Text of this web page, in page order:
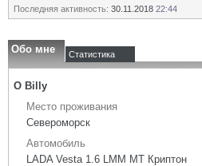
Последняя активность: 30.11.2018 22:44
Обо мне Статистика
О Billy
Место проживания
Североморск
Автомобиль
LADA Vesta 1.6 LMM MT Криптон